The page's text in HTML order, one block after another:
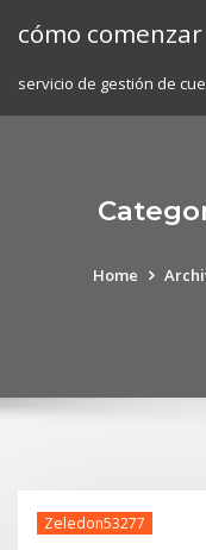
cómo
servicio de gestión de
Home
Zeledon53277